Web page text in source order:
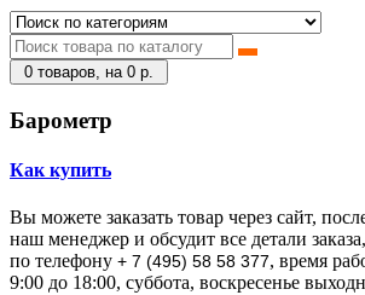
0 товаров, на 0 р.
Барометр
Как купить
Вы можете заказать товар через сайт,
наш менеджер и обсудит все детали
по телефону + 7 (495) 58 58 377, время
9:00 до 18:00, суббота, воскресенье